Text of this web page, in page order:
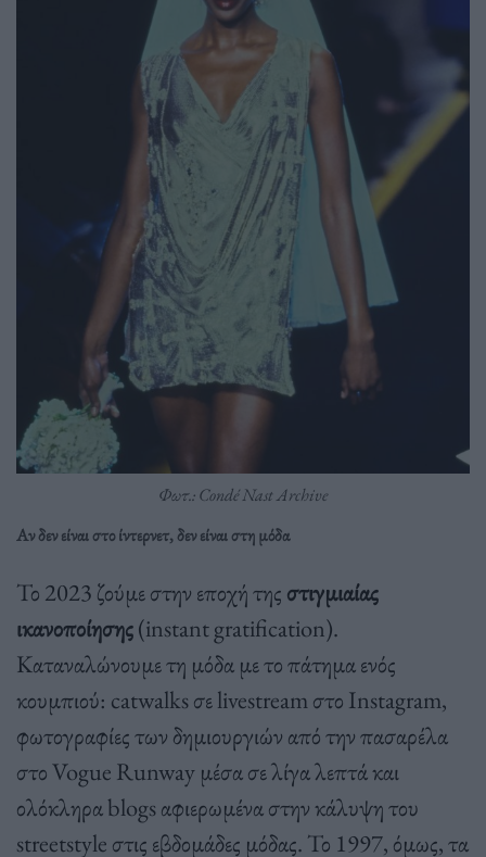
Φωτ.: Condé Nast Archive
Αν δεν είναι στο ίντερνετ, δεν είναι στη μόδα
Το 2023 ζούμε στην εποχή της στιγμιαίας
ικανοποίησης(instant gratification).
Καταναλώνουμε τη μόδα με το πάτημα ενός
κουμπιού: catwalks σε livestream στο Instagram,
φωτογραφίες των δημιουργιών από την πασαρέλα
στο Vogue Runway μέσα σε λίγα λεπτά και
ολόκληρα blogs αφιερωμένα στην κάλυψη του
streetstyle στις εβδομάδες μόδας. Το 1997, όμως, τα